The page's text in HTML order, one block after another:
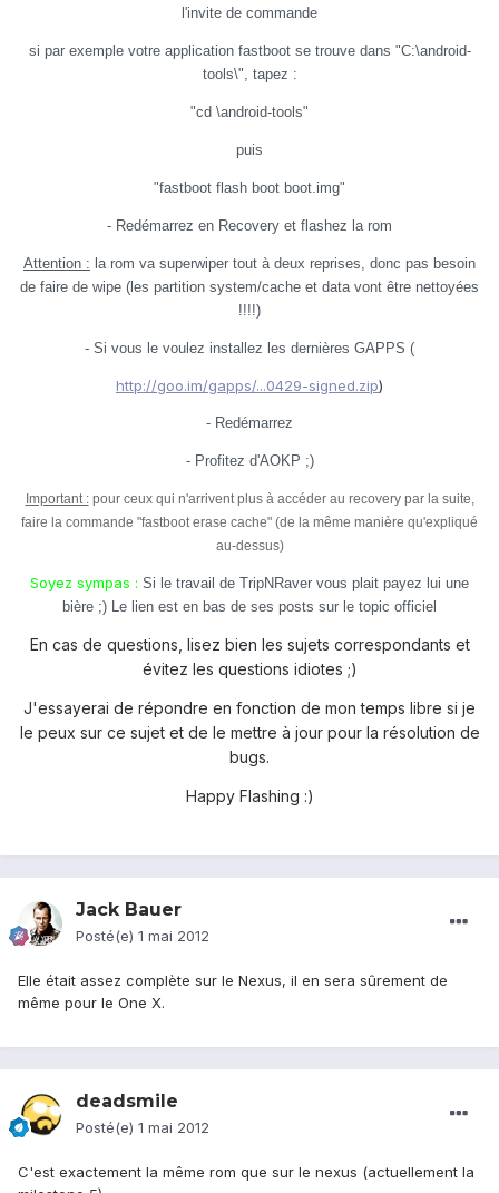
l'invite de commande
si par exemple votre application fastboot se trouve dans "C:\android-
tools\", tapez :
"cd \android-tools"
puis
"fastboot flash boot boot.img"
- Redémarrez en Recovery et flashez la rom
Attention : la rom va superwiper tout à deux reprises, donc pas besoin
de faire de wipe (les partition system/cache et data vont être nettoyées
!!!!)
- Si vous le voulez installez les dernières GAPPS (
http://goo.im/gapps/...0429-signed.zip)
- Redémarrez
- Profitez d'AOKP ;)
Important :pour ceux qui n'arrivent plus à accéder au recovery par la suite,
faire la commande "fastboot erase cache" (de la même manière qu'expliqué
au-dessus)
Soyez sympas : Si le travail de TripNRaver vous plait payez lui une
bière ;) Le lien est en bas de ses posts sur le topic officiel
En cas de questions, lisez bien les sujets correspondants et
évitez les questions idiotes ;)
J'essayerai de répondre en fonction de mon temps libre si je
le peux sur ce sujet et de le mettre à jour pour la résolution de
bugs.
Happy Flashing :)
Jack Bauer
Posté(e) 1 mai 2012
Elle était assez complète sur le Nexus, il en sera sûrement de
même pour le One X.
deadsmile
Posté(e) 1 mai 2012
C'est exactement la même rom que sur le nexus (actuellement la